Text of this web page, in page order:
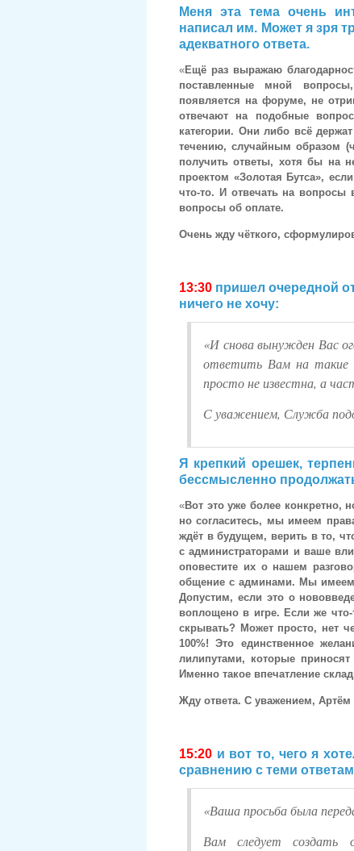
Меня эта тема очень
написал им. Может я зря
адекватного ответа.
«Ещё раз выражаю
поставленные мной
появляется на форуме, не
отвечают на подобные
категории. Они либо всё
течению, случайным образом
получить ответы, хотя бы на
проектом «Золотая Бутса»,
что-то. И отвечать на вопросы
вопросы об оплате.
Очень жду чёткого,
13:30 пришел очередной
ничего не хочу:
«И снова вынужден Вас
ответить Вам на такие
просто не известна, а
С уважением, Служба
Я крепкий орешек,
бессмысленно
«Вот это уже более конкретно,
но согласитесь, мы имеем
ждёт в будущем, верить в то,
с администраторами и ваше
оповестите их о нашем
общение с админами. Мы имеем
Допустим, если это о
воплощено в игре. Если же
скрывать? Может просто, нет
100%! Это единственное
лилипутами, которые
Именно такое впечатление
Жду ответа. С уважением, Артём
15:20 и вот то, чего я
сравнению с теми
«Ваша просьба была
Вам следует создать